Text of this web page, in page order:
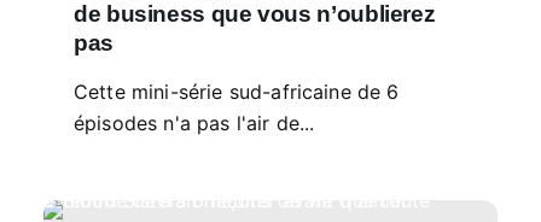
de business que vous n’oublierez
pas
Cette mini-série sud-africaine de 6
épisodes n'a pas l'air de...